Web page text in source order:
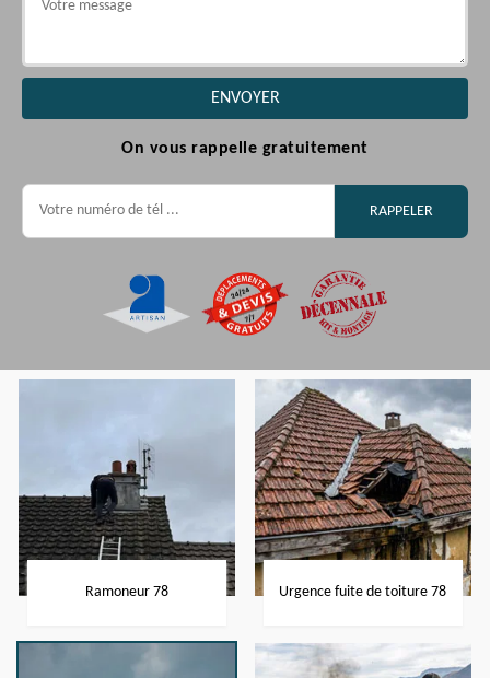
On vous rappelle gratuitement
Ramoneur 78 Urgence fuite de toiture 78